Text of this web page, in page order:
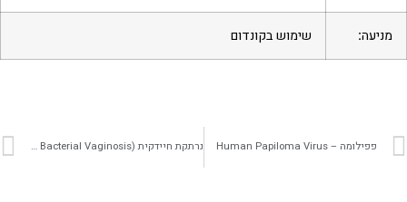
מניעה: שימוש בקונדום
פפילומה – Human Papiloma Virus נרתקת חיידקית (BV- Bacterial Vaginosis)